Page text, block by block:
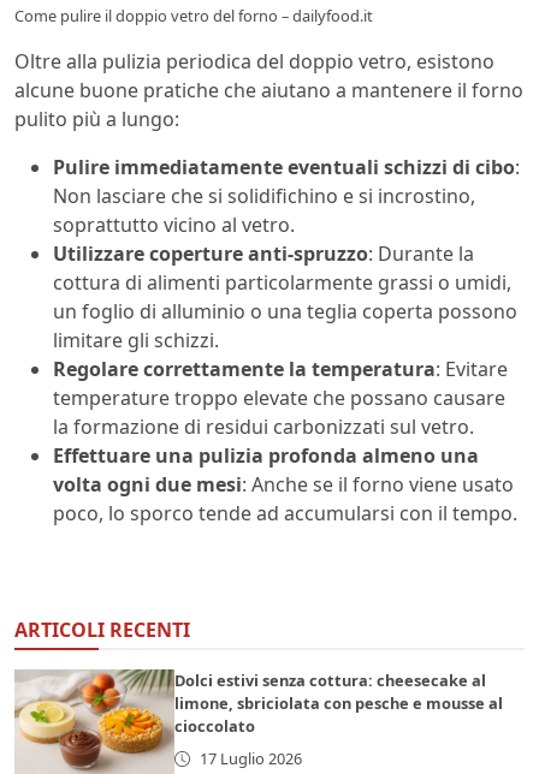
Come pulire il doppio vetro del forno – dailyfood.it
Oltre alla pulizia periodica del doppio vetro, esistono
alcune buone pratiche che aiutano a mantenere il forno
pulito più a lungo:
Pulire immediatamente eventuali schizzi di cibo:
Non lasciare che si solidifichino e si incrostino,
soprattutto vicino al vetro.
Utilizzare coperture anti-spruzzo: Durante la
cottura di alimenti particolarmente grassi o umidi,
un foglio di alluminio o una teglia coperta possono
limitare gli schizzi.
Regolare correttamente la temperatura: Evitare
temperature troppo elevate che possano causare
la formazione di residui carbonizzati sul vetro.
Effettuare una pulizia profonda almeno una
volta ogni due mesi: Anche se il forno viene usato
poco, lo sporco tende ad accumularsi con il tempo.
ARTICOLI RECENTI
Dolci estivi senza cottura: cheesecake al
limone, sbriciolata con pesche e mousse al
cioccolato
17 Luglio 2026